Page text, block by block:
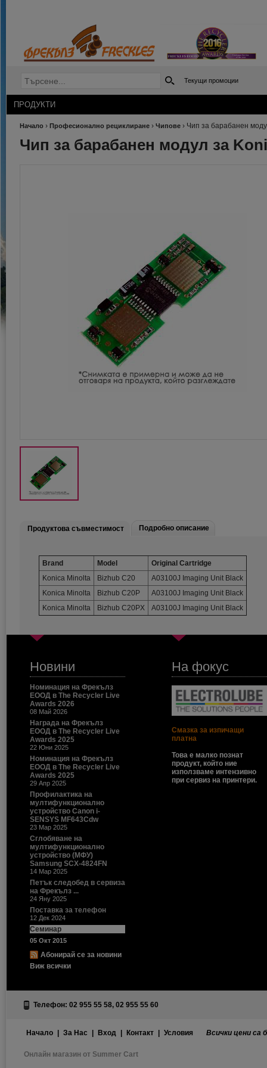
Текущи промоции
ПРОДУКТИ
Начало › Професионално рециклиране › Чипове › Чип за барабанен
Чип за барабанен модул за
Продуктова съвместимост Подробно описание
Brand Model
Original Cartridge
Konica Minolta
Bizhub C20
A03100J Imaging Unit Black
Konica Minolta
Bizhub C20P
A03100J Imaging Unit Black
Konica Minolta
Bizhub C20PX A03100J Imaging Unit Black
Новини
Номинация на Фрекълз
ЕООД в The Recycler Live
Awards 2026
08 Май 2026
Награда на Фрекълз
ЕООД в The Recycler Live
Awards 2025
22 Юни 2025
Номинация на Фрекълз
ЕООД в The Recycler Live
Awards 2025
29 Апр 2025
Профилактика на
мултифункционално
устройство Canon i-
SENSYS MF643Cdw
23 Мар 2025
Сглобяване на
мултифункционално
устройство (МФУ)
Samsung SCX-4824FN
14 Мар 2025
Петък следобед в сервиза
на Фрекълз ...
24 Яну 2025
Поставка за телефон
12 Дек 2024
Семинар
05 Окт 2015
Абонирай се за новини
Виж всички
На фокус
Смазка за изпичащи
платна
Това е малко познат
продукт, който ние
използваме интензивно
при сервиз на принтери.
Телефон: 02 955 55 58, 02 955 55 60
Начало За Нас Вход Контакт Условия Всички цени са
Онлайн магазин от Summer Cart